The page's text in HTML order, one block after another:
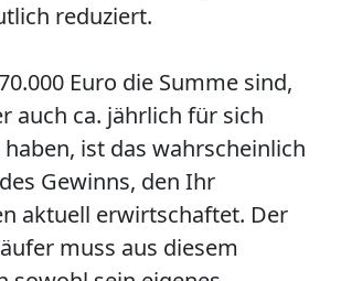
reduziert.
Euro die Summe sind,
auch ca. jährlich für sich
ist das wahrscheinlich
Gewinns, den Ihr
aktuell erwirtschaftet. Der
muss aus diesem